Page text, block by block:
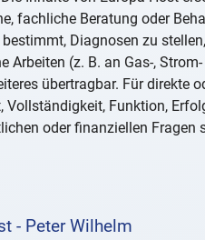
fachliche Beratung oder
Diagnosen zu
Arbeiten (z. B. an Gas-,
übertragbar. Für direkte
Vollständigkeit, Funktion,
oder finanziellen Fragen
- Peter Wilhelm